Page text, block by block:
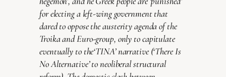
for electing a left-wing government that
dared to oppose the austerity agenda of the
Troika and Euro-group, only to capitulate
eventually to the‘TINA’ narrative (‘There Is
No Alternative’ to neoliberal structural